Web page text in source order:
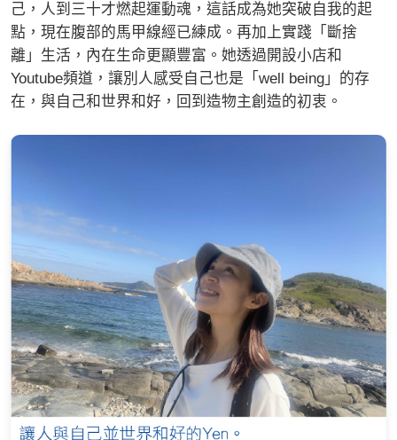
己，人到三十才燃起運動魂，這話成為她突破自我的起
點，現在腹部的馬甲線經已練成。再加上實踐「斷捨
離」生活，內在生命更顯豐富。她透過開設小店和
Youtube頻道，讓別人感受自己也是「well being」的存
在，與自己和世界和好，回到造物主創造的初衷。